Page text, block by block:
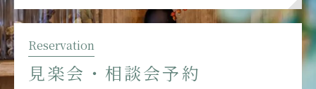
Reservation
見楽会・相談会予約